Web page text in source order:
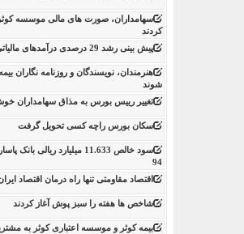
سهامداران، صورت های مالی موسسه
کردند
پیش بینی رشد 29 درصدی درآمدهای مالیاتی در سال 95
هنرمندان، نویسندگان و روزنامه نگاران
شوند
تغییر رییس بورس به مذاق سهامداران
سکان بورس راچه کسی تحویل گرفت
سود خالص 11.633 میلیارد ریالی
94
اقتصاد مقاومتی تنها راه درمان اقتصاد
شاخص ها هفته را سبز پوش آغاز کردند
بیمه کوثر و موسسه اعتباری کوثر به